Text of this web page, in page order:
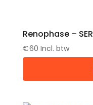
Renophase –
€60 Incl. btw